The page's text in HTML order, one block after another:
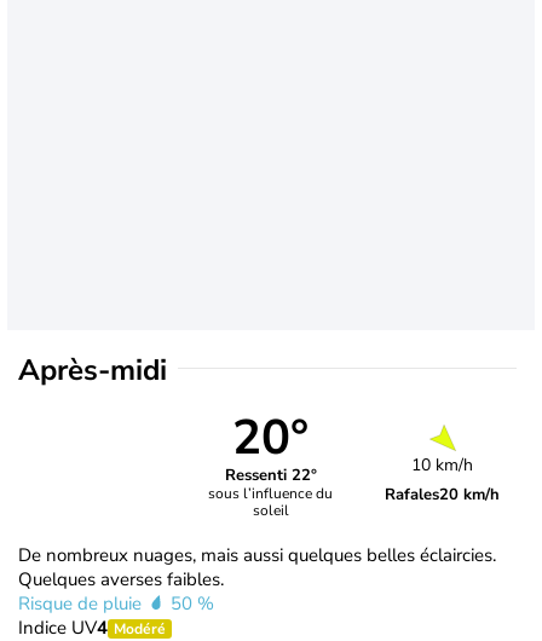
Après-midi
20°
Ressenti 22°
sous l’influence du
soleil
10 km/h
Rafales20 km/h
De nombreux nuages, mais aussi quelques belles éclaircies.
Quelques averses faibles.
Risque de pluie
50 %
Indice UV4 Modéré